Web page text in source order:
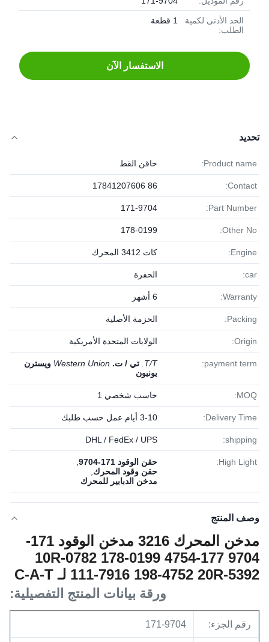
الحد الأدنى لكمية
الطلب:
1 قطعة
الاستفسار الآن
تحديد
Product name: حاقن القط
Contact:
86 17841207606
Part Number:
171-9704
Other No:
178-0199
Engine: كات 3412 المحرك
car: الحفرة
Warranty: 6 أشهر
Packing: الحزمة الأصلية
Origin: الولايات المتحدة الأمريكية
payment term:
T/T. تي / ت. Western Union ويسترن
يونيون
MOQ: حاسب شخصي 1
Delivery Time: 3-10 أيام عمل حسب طلبك
shipping:
DHL / FedEx / UPS
High Light: حقن الوقود 171-9704
حقن وقود المحرك
مدخن الدبابير للمحرك
وصف المنتج
مدخن المحرك 3216 مدخن الوقود 171-
9704 177-4754 10R-0782 178-0199
111-7916 198-4752 20R-5392 لـ C-A-T
ورقة بيانات المنتج التفصيلية:
رقم الجزء: 171-9704